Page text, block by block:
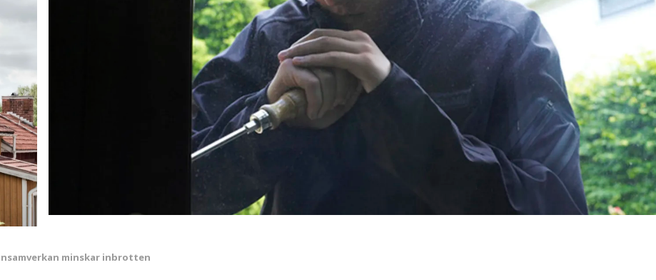
minskar inbrotten